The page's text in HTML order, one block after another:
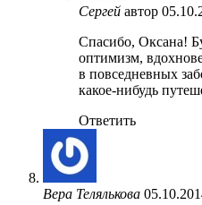
Сергей автор
Спасибо, Оксана!
оптимизм,
в повседневных
какое-нибудь
Ответить
Вера Телялькова